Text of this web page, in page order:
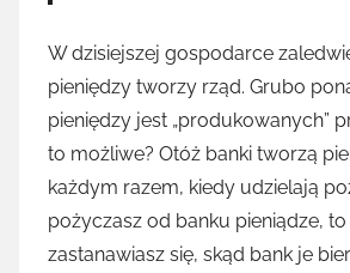
W dzisiejszej gospodarce
pieniędzy tworzy rząd. Grubo
pieniędzy jest „produkowanych”
to możliwe? Otóż banki tworzą
każdym razem, kiedy udzielają
pożyczasz od banku pieniądze, to
zastanawiasz się, skąd bank je